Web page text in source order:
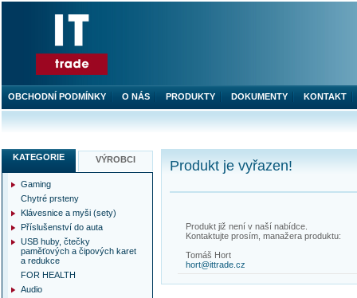
Produkt je vyřazen!
Produkt již není v naší nabídce.
Kontaktujte prosím, manažera produktu:
Tomáš Hort
hort@ittrade.cz
KATEGORIE VÝROBCI
Gaming
Chytré prsteny
Klávesnice a myši (sety)
Příslušenství do auta
USB huby, čtečky
paměťových a čipových karet
a redukce
FOR HEALTH
Audio
OBCHODNÍ PODMÍNKY O NÁS PRODUKTY DOKUMENTY KONTAKT